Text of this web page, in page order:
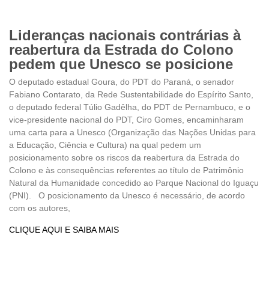
Lideranças nacionais contrárias à
reabertura da Estrada do Colono
pedem que Unesco se posicione
O deputado estadual Goura, do PDT do Paraná, o senador
Fabiano Contarato, da Rede Sustentabilidade do Espírito Santo,
o deputado federal Túlio Gadêlha, do PDT de Pernambuco, e o
vice-presidente nacional do PDT, Ciro Gomes, encaminharam
uma carta para a Unesco (Organização das Nações Unidas para
a Educação, Ciência e Cultura) na qual pedem um
posicionamento sobre os riscos da reabertura da Estrada do
Colono e às consequências referentes ao título de Patrimônio
Natural da Humanidade concedido ao Parque Nacional do Iguaçu
(PNI). O posicionamento da Unesco é necessário, de acordo
com os autores,
CLIQUE AQUI E SAIBA MAIS